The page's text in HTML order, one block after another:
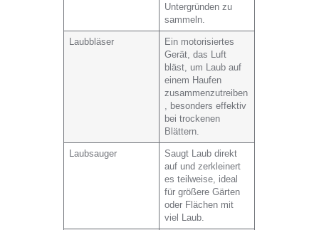
Untergründen zu
sammeln.
Laubbläser
Ein motorisiertes
Gerät, das Luft
bläst, um Laub auf
einem Haufen
zusammenzutreiben
, besonders effektiv
bei trockenen
Blättern.
Laubsauger
Saugt Laub direkt
auf und zerkleinert
es teilweise, ideal
für größere Gärten
oder Flächen mit
viel Laub.